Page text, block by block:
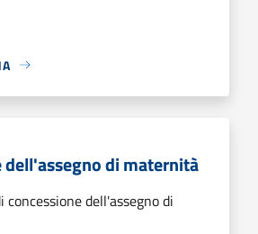
dell'assegno di maternità
concessione dell'assegno di